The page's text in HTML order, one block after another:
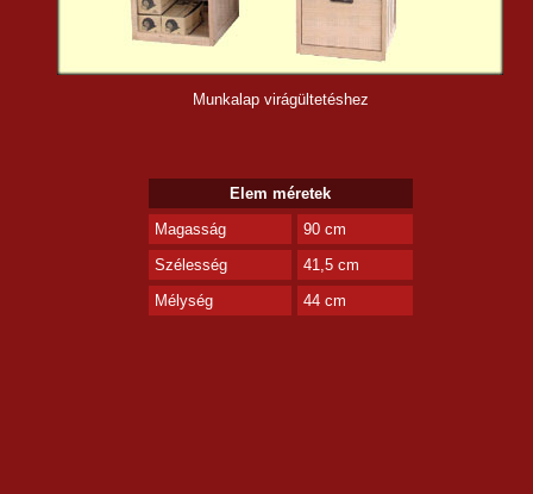
Munkalap virágültetéshez
Elem méretek
Magasság
90 cm
Szélesség
41,5 cm
Mélység
44 cm